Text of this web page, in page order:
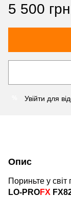
5 500 грн
Увійти для
Опис
Пориньте у світ
LO-PROFX